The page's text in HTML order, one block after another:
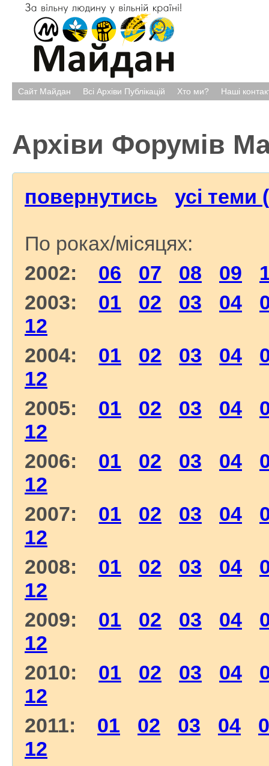
Сайт Майдан Всі Архіви Публікацій Хто ми? Наші
Архіви Форумів
повернутись усі теми
По роках/місяцях:
2002: 06 07 08 09
2003: 01 02 03 04
12
2004: 01 02 03 04
12
2005: 01 02 03 04
12
2006: 01 02 03 04
12
2007: 01 02 03 04
12
2008: 01 02 03 04
12
2009: 01 02 03 04
12
2010: 01 02 03 04
12
2011: 01 02 03 04
12